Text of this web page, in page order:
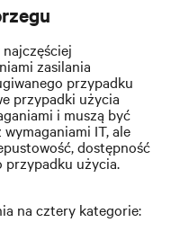
zasilania
przypadku
przypadki użycia
i muszą być
IT, ale
dostępność
przypadku użycia.
na cztery kategorie: